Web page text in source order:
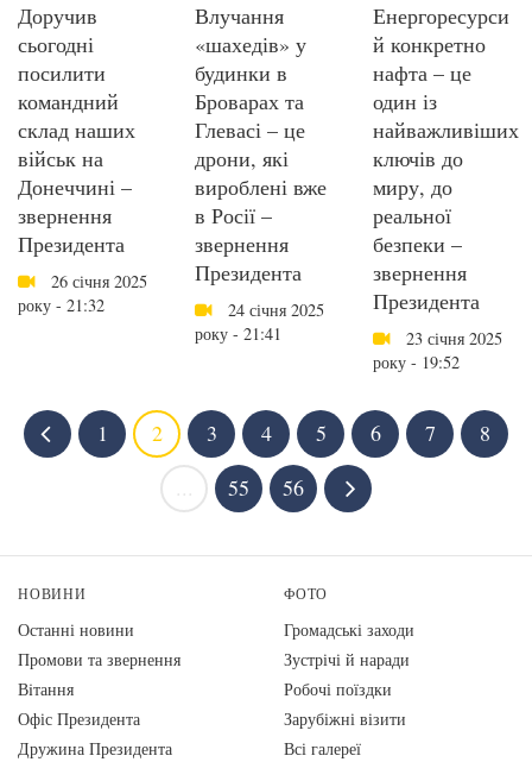
Доручив
сьогодні
посилити
командний
склад наших
військ на
Донеччині –
звернення
Президента
26 січня 2025
року - 21:32
Влучання
«шахедів» у
будинки в
Броварах та
Глевасі – це
дрони, які
вироблені вже
в Росії –
звернення
Президента
24 січня 2025
року - 21:41
Енергоресурси
й конкретно
нафта – це
один із
найважливіших
ключів до
миру, до
реальної
безпеки –
звернення
Президента
23 січня 2025
року - 19:52
1 2 3 4 5 6 7
8
55 56
НОВИНИ
Останні новини
Промови та звернення
Вiтання
Офіс Президента
Дружина Президента
ФОТО
Громадські заходи
Зустрічі й наради
Робочі поїздки
Зарубіжні візити
Всі галереї